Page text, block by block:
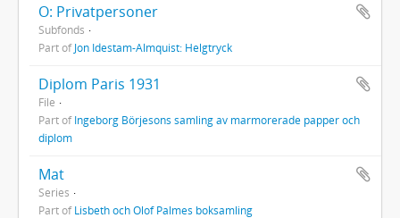
O: Privatpersoner
Subfonds
Part ofJon Idestam-Almquist: Helgtryck
Diplom Paris 1931
File
Part ofIngeborg Börjesons samling av marmorerade papper och
diplom
Mat
Series
Part ofLisbeth och Olof Palmes boksamling